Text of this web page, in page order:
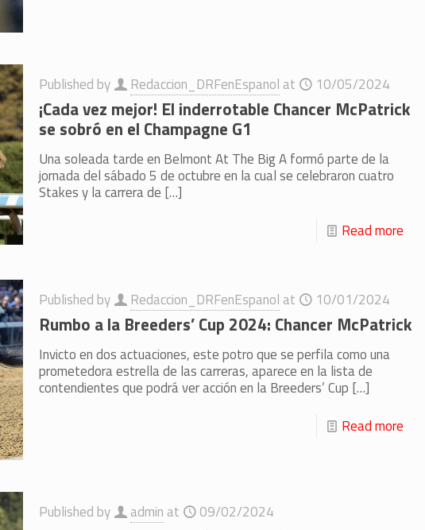
Published by Redaccion_DRFenEspanol at 10/05/2024
¡Cada vez mejor! El inderrotable Chancer McPatrick
se sobró en el Champagne G1
Una soleada tarde en Belmont At The Big A formó parte de la
jornada del sábado 5 de octubre en la cual se celebraron cuatro
Stakes y la carrera de […]
Read more
Published by Redaccion_DRFenEspanol at 10/01/2024
Rumbo a la Breeders’ Cup 2024: Chancer McPatrick
Invicto en dos actuaciones, este potro que se perfila como una
prometedora estrella de las carreras, aparece en la lista de
contendientes que podrá ver acción en la Breeders’ Cup […]
Read more
Published by admin at 09/02/2024